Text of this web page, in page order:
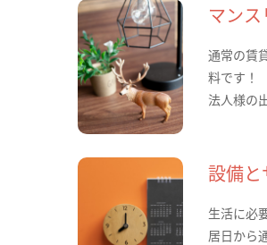
マン
通常の賃
料です！
法人様の
設備と
生活に必
居日から